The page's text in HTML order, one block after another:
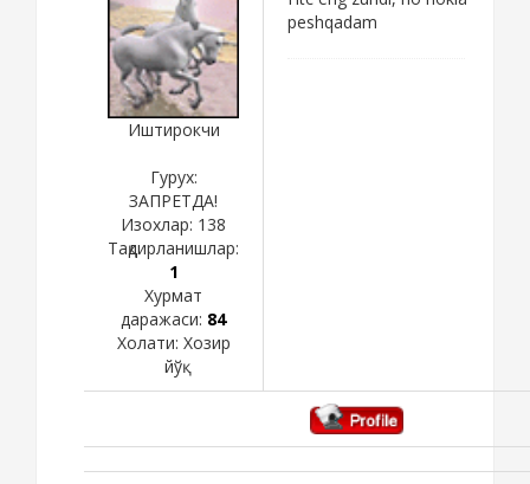
Иштирокчи
Гурух:
ЗАПРЕТДА!
Изохлар: 138
Тақдирланишлар:
1
Хурмат
даражаси: 84
Холати: Хозир
йўқ
peshqadam